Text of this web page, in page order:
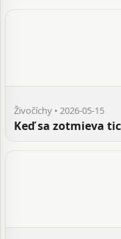
Živočíchy • 2026-05-15
Keď sa zotmieva